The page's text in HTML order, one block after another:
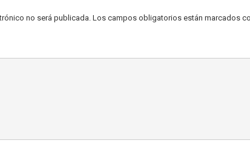
no será publicada. Los campos obligatorios están marcados